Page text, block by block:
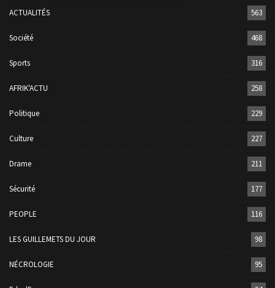
ACTUALITÉS 563
Société 468
Sports 316
AFRIK'ACTU 258
Politique 229
Culture 227
Drame 211
Sécurité 177
PEOPLE 116
LES GUILLEMETS DU JOUR 98
NÉCROLOGIE 95